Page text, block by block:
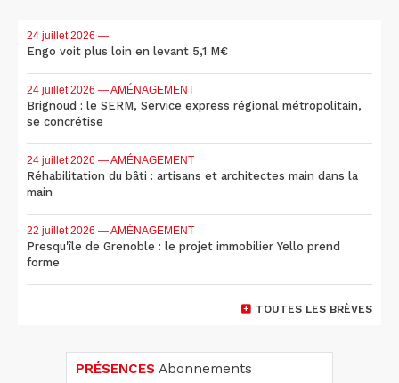
24 juillet 2026 —
Engo voit plus loin en levant 5,1 M€
24 juillet 2026 — AMÉNAGEMENT
Brignoud : le SERM, Service express régional métropolitain,
se concrétise
24 juillet 2026 — AMÉNAGEMENT
Réhabilitation du bâti : artisans et architectes main dans la
main
22 juillet 2026 — AMÉNAGEMENT
Presqu'île de Grenoble : le projet immobilier Yello prend
forme
TOUTES LES BRÈVES
PRÉSENCES Abonnements